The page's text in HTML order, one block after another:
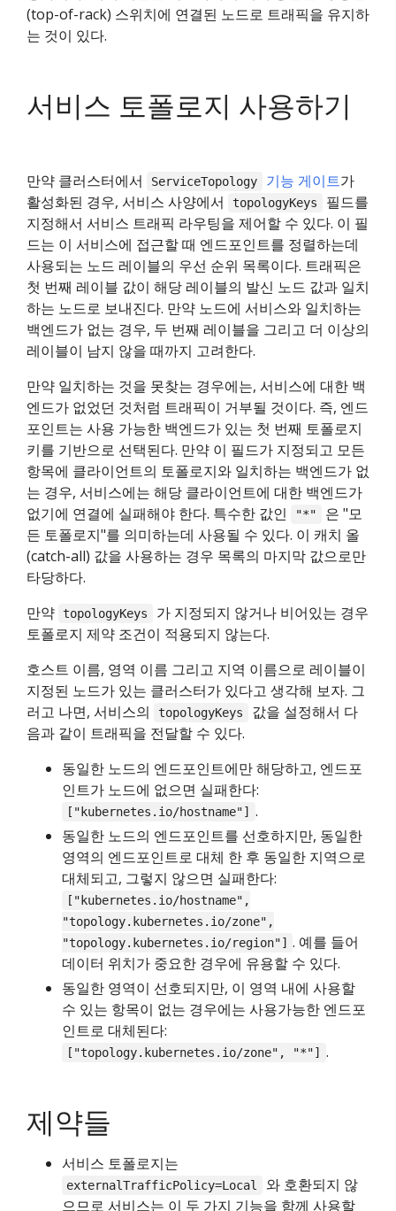
(top-of-rack) 스위치에 연결된 노드로 트래픽을 유지하
는 것이 있다.
서비스 토폴로지 사용하기
만약 클러스터에서 ServiceTopology 기능 게이트가
활성화된 경우, 서비스 사양에서
topologyKeys
필드를
지정해서 서비스 트래픽 라우팅을 제어할 수 있다. 이 필
드는 이 서비스에 접근할 때 엔드포인트를 정렬하는데
사용되는 노드 레이블의 우선 순위 목록이다. 트래픽은
첫 번째 레이블 값이 해당 레이블의 발신 노드 값과 일치
하는 노드로 보내진다. 만약 노드에 서비스와 일치하는
백엔드가 없는 경우, 두 번째 레이블을 그리고 더 이상의
레이블이 남지 않을 때까지 고려한다.
만약 일치하는 것을 못찾는 경우에는, 서비스에 대한 백
엔드가 없었던 것처럼 트래픽이 거부될 것이다. 즉, 엔드
포인트는 사용 가능한 백엔드가 있는 첫 번째 토폴로지
키를 기반으로 선택된다. 만약 이 필드가 지정되고 모든
항목에 클라이언트의 토폴로지와 일치하는 백엔드가 없
는 경우, 서비스에는 해당 클라이언트에 대한 백엔드가
없기에 연결에 실패해야 한다. 특수한 값인
"*"
은 "모
든 토폴로지"를 의미하는데 사용될 수 있다. 이 캐치 올
(catch-all) 값을 사용하는 경우 목록의 마지막 값으로만
타당하다.
만약 topologyKeys
가 지정되지 않거나 비어있는 경우
토폴로지 제약 조건이 적용되지 않는다.
호스트 이름, 영역 이름 그리고 지역 이름으로 레이블이
지정된 노드가 있는 클러스터가 있다고 생각해 보자. 그
러고 나면, 서비스의
topologyKeys
값을 설정해서 다
음과 같이 트래픽을 전달할 수 있다.
동일한 노드의 엔드포인트에만 해당하고, 엔드포
인트가 노드에 없으면 실패한다:
["kubernetes.io/hostname"]
.
동일한 노드의 엔드포인트를 선호하지만, 동일한
영역의 엔드포인트로 대체 한 후 동일한 지역으로
대체되고, 그렇지 않으면 실패한다:
["kubernetes.io/hostname",
"topology.kubernetes.io/zone",
"topology.kubernetes.io/region"] . 예를 들어
데이터 위치가 중요한 경우에 유용할 수 있다.
동일한 영역이 선호되지만, 이 영역 내에 사용할
수 있는 항목이 없는 경우에는 사용가능한 엔드포
인트로 대체된다:
["topology.kubernetes.io/zone", "*"] .
제약들
서비스 토폴로지는
externalTrafficPolicy=Local
와 호환되지 않
으므로 서비스는 이 두 가지 기능을 함께 사용할